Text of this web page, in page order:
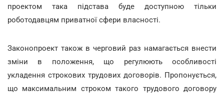
проектом така підстава буде доступною тільки
роботодавцям приватної сфери власності.
Законопроект також в черговий раз намагається внести
зміни в положення, що регулюють особливості
укладення строкових трудових договорів. Пропонується,
що максимальним строком такого трудового договору